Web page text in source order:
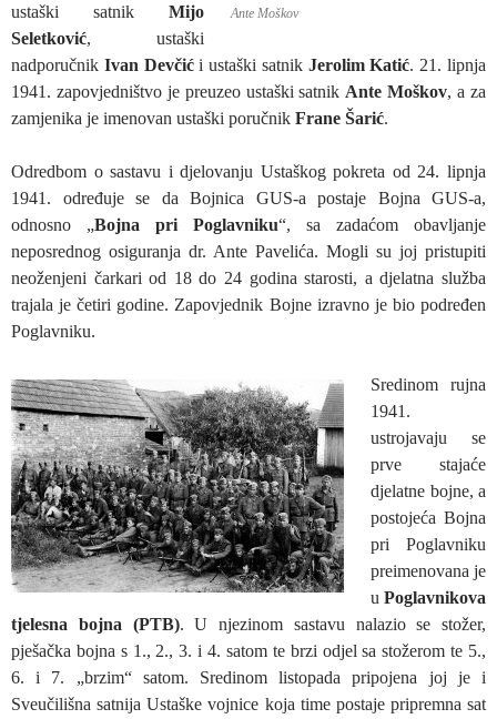
Ante Moškov
ustaški satnik Mijo
Seletković, ustaški
nadporučnik Ivan Devčići ustaški satnik Jerolim Katić. 21. lipnja
1941. zapovjedništvo je preuzeo ustaški satnik Ante Moškov, a za
zamjenika je imenovan ustaški poručnik Frane Šarić.
Odredbom o sastavu i djelovanju Ustaškog pokreta od 24. lipnja
1941. određuje se da Bojnica GUS-a postaje Bojna GUS-a,
odnosno „Bojna pri Poglavniku“, sa zadaćom obavljanje
neposrednog osiguranja dr. Ante Pavelića. Mogli su joj pristupiti
neoženjeni čarkari od 18 do 24 godina starosti, a djelatna služba
trajala je četiri godine. Zapovjednik Bojne izravno je bio podređen
Poglavniku.
Sredinom rujna
1941.
ustrojavaju se
prve stajaće
djelatne bojne, a
postojeća Bojna
pri Poglavniku
preimenovana je
u Poglavnikova
tjelesna bojna (PTB). U njezinom sastavu nalazio se stožer,
pješačka bojna s 1., 2., 3. i 4. satom te brzi odjel sa stožerom te 5.,
6. i 7. „brzim“ satom. Sredinom listopada pripojena joj je i
Sveučilišna satnija Ustaške vojnice koja time postaje pripremna sat